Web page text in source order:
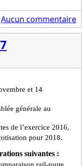
Aucun commentaire
et 14
générale au
de l’exercice 2016,
pour 2018.
suivantes :